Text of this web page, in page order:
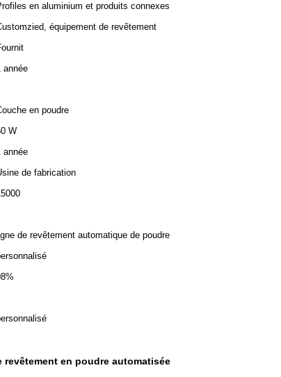
en aluminium et produits connexes
équipement de revêtement
année
en poudre
W
année
de fabrication
de revêtement automatique de poudre
revêtement en poudre automatisée